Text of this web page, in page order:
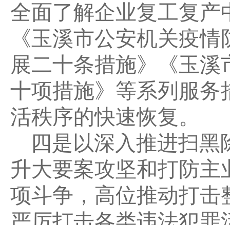
全面了解企业复工复
《玉溪市公安机关疫
展二十条措施》《玉
十项措施》等系列服
活秩序的快速恢复。
四是以深入推进扫
升大要案攻坚和打防
项斗争，高位推动打